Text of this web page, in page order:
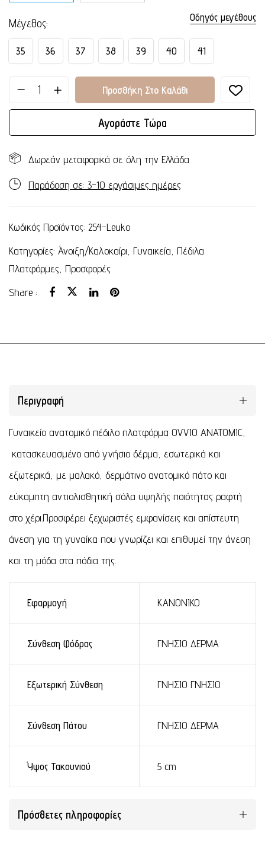
Οδηγός μεγέθους
Μέγεθος
35 36 37 38 39 40 41
Προσθήκη Στο Καλάθι
Αγοράστε Τώρα
Δωρεάν μεταφορικά σε όλη την Ελλάδα
Παράδοση σε: 3-10 εργάσιμες ημέρες
Κωδικός Προϊόντος: 254-Leuko
Κατηγορίες: Άνοιξη/Καλοκαίρι Γυναικεία Πέδιλα
Πλατφόρμες Προσφορές
Share :
Περιγραφή
Γυναικείο ανατομικό πέδιλο πλατφόρμα OVVIO ANATOMIC,
κατασκευασμένο από γνήσιο δέρμα, εσωτερικά και
εξωτερικά, με μαλακό, δερμάτινο ανατομικό πάτο και
εύκαμπτη αντιολισθητική σόλα υψηλής ποιότητας ραφτή
στο χέρι.Προσφέρει ξεχωριστές εμφανίσεις και απίστευτη
άνεση για τη γυναίκα που γνωρίζει και επιθυμεί την άνεση
και τη μόδα στα πόδια της.
Εφαρμογή ΚΑΝΟΝΙΚΟ
Σύνθεση Φόδρας ΓΝΗΣΙΟ ΔΕΡΜΑ
Εξωτερική Σύνθεση ΓΝΗΣΙΟ ΓΝΗΣΙΟ
Σύνθεση Πάτου ΓΝΗΣΙΟ ΔΕΡΜΑ
Ύψος Τακουνιού 5 cm
Πρόσθετες πληροφορίες